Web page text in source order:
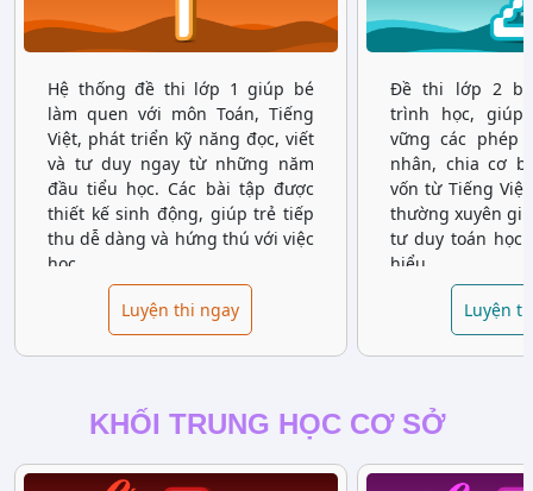
Hệ thống đề thi lớp 1 giúp bé
làm quen với môn Toán, Tiếng
Việt, phát triển kỹ năng đọc, viết
và tư duy ngay từ những năm
đầu tiểu học. Các bài tập được
thiết kế sinh động, giúp trẻ tiếp
thu dễ dàng và hứng thú với việc
học.
Luyện thi ngay
Đề thi lớp 2
trình học, giúp
vững các phép
nhân, chia cơ
vốn từ Tiếng
thường xuyên
tư duy toán học
hiểu.
Luyện
KHỐI TRUNG HỌC CƠ SỞ